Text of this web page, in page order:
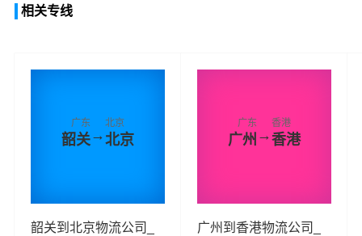
相关专线
广东
韶关→
北京
北京
韶关到北京物流公司_
广东
广州 →
香港
香港
广州到香港物流公司_